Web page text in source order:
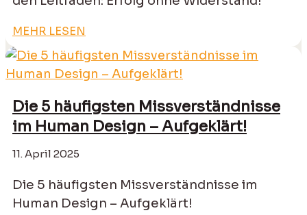
MEHR LESEN
Die 5 häufigsten Missverständnisse
im Human Design – Aufgeklärt!
11. April 2025
Die 5 häufigsten Missverständnisse im
Human Design – Aufgeklärt!